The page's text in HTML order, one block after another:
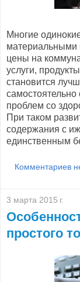
Многие
материальными
цены на
услуги,
становится
самостоятельно
проблем со
При таком
содержания с
единственным
Комментариев
3 марта 2015 г.
простого